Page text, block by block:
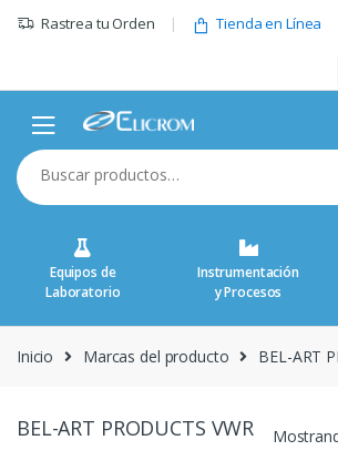
Rastrea tu Orden Tienda en Línea
Buscar
por:
Equipos de
Laboratorio
Instrumentación
y Procesos
Inicio Marcas del producto BEL-ART
BEL-ART PRODUCTS VWR